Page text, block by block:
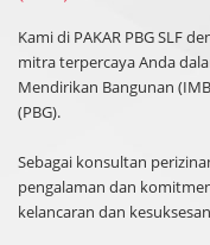
Kami di PAKAR PBG SLF
mitra terpercaya Anda
Mendirikan Bangunan
(PBG).
Sebagai konsultan
pengalaman dan
kelancaran dan